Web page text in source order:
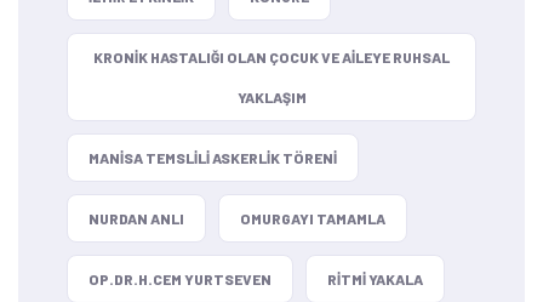
KRONIK HASTALIĞI OLAN ÇOCUK VE AILEYE RUHSAL
YAKLAŞIM
MANISA TEMSLILI ASKERLIK TÖRENI
NURDAN ANLI OMURGAYI TAMAMLA
OP.DR.H.CEM YURTSEVEN RITMI YAKALA